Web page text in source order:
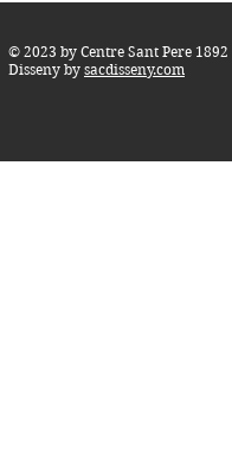
© 2023 by Centre Sant Pere 1892
Disseny by sacdisseny.com